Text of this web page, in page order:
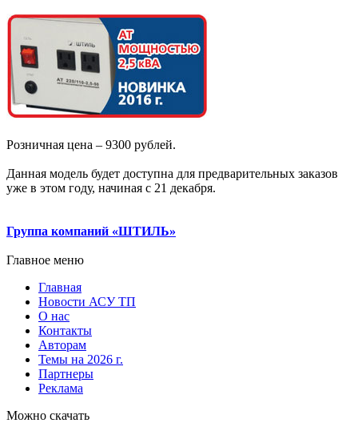
Розничная цена – 9300 рублей.
Данная модель будет доступна для предварительных заказов
уже в этом году, начиная с 21 декабря.
Группа компаний «ШТИЛЬ»
Главное меню
Главная
Новости АСУ ТП
О нас
Контакты
Авторам
Темы на 2026 г.
Партнеры
Реклама
Можно скачать